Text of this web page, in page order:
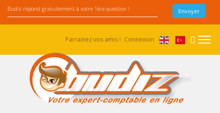
Parrainez vos amis ! Connexion